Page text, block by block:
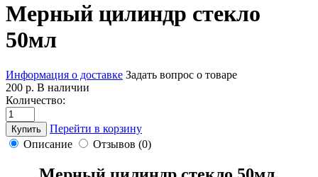
Мерный цилиндр стекло
50мл
Информация о доставке Задать вопрос о товаре
200 р. В наличии
Количество:
Купить
Перейти в корзину
Описание
Отзывов (0)